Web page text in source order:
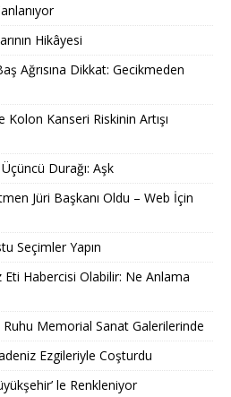
Hikâyesi
Ağrısına Dikkat: Gecikmeden
Kanseri Riskinin Artışı
Durağı: Aşk
Jüri Başkanı Oldu – Web İçin
Seçimler Yapın
Habercisi Olabilir: Ne Anlama
Ruhu Memorial Sanat Galerilerinde
Ezgileriyle Coşturdu
le Renkleniyor